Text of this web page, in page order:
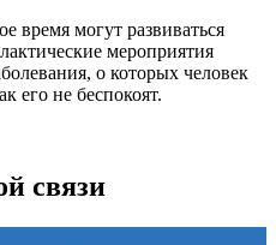
время могут развиваться
мероприятия
о которых человек
его не беспокоят.
связи